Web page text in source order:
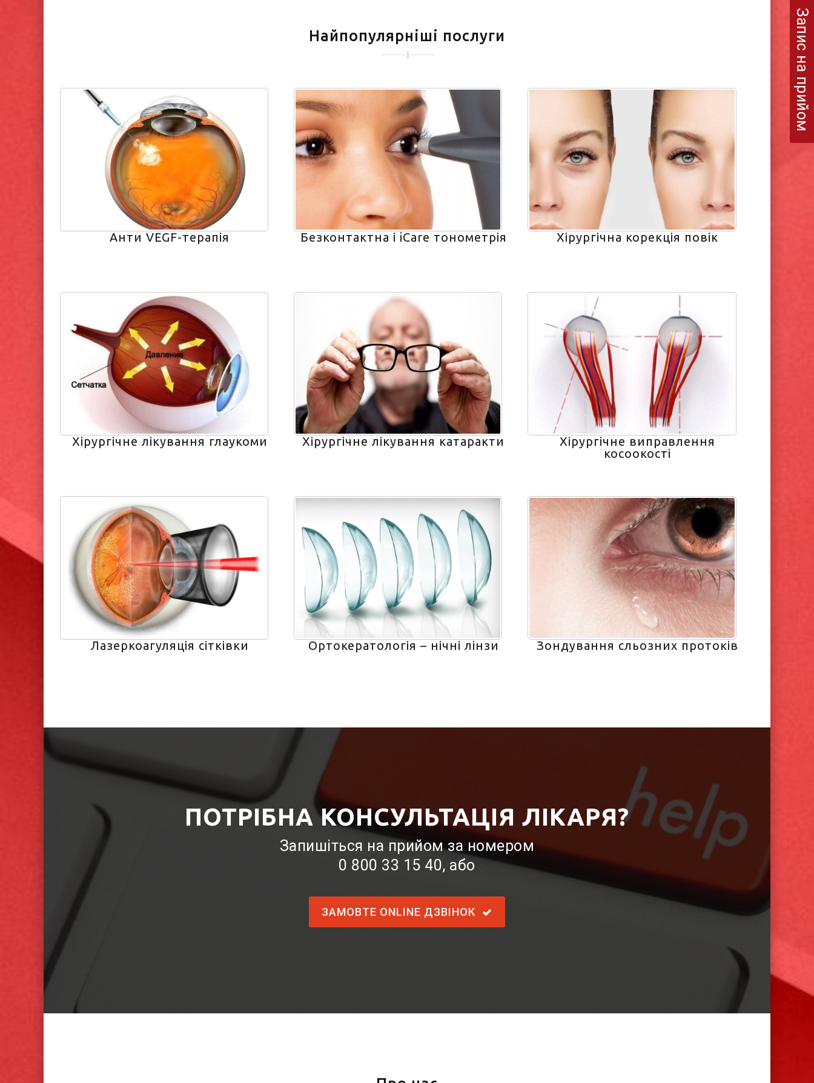
Запис на прийом
Найпопулярніші послуги
Анти VEGF-терапія Безконтактна і iCare тонометрія Хірургічна корекція повік
Хірургічне лікування глаукоми Хірургічне лікування катаракти
Хірургічне виправлення
косоокості
Лазеркоагуляція сітківки Ортокератологія – нічні лінзи Зондування сльозних протоків
ПОТРІБНА КОНСУЛЬТАЦІЯ ЛІКАРЯ?
Запишіться на прийом за номером
0 800 33 15 40, або
ЗАМОВТЕ ONLINE ДЗВІНОК